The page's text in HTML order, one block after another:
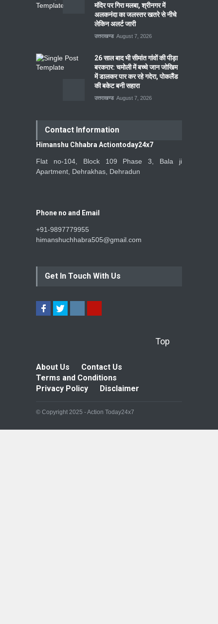
मंदिर पर गिरा मलबा, श्रीनगर में
अलकनंदा का जलस्तर खतरे से नीचे
लेकिन अलर्ट जारी
उत्तराखण्ड August 7, 2026
26 साल बाद भी सीमांत गांवों की पीड़ा
बरकरार: चमोली में बच्चे जान जोखिम
में डालकर पार कर रहे गदेरा, पोकलैंड
की बकेट बनी सहारा
उत्तराखण्ड August 7, 2026
Contact Information
Himanshu Chhabra Actiontoday24x7
Flat no-104, Block 109 Phase 3, Bala ji
Apartment, Dehrakhas, Dehradun
Phone no and Email
+91-9897779955
himanshuchhabra505@gmail.com
Get In Touch With Us
Top
About Us
Contact Us
Terms and Conditions
Privacy Policy
Disclaimer
© Copyright 2025 - Action Today24x7